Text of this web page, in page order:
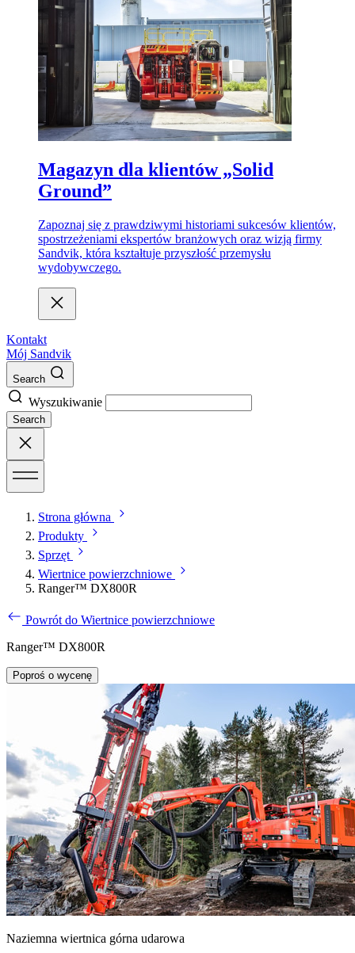
Magazyn dla klientów „Solid
Ground”
Zapoznaj się z prawdziwymi historiami sukcesów klientów,
spostrzeżeniami ekspertów branżowych oraz wizją firmy
Sandvik, która kształtuje przyszłość przemysłu
wydobywczego.
Kontakt
Mój Sandvik
Search
Wyszukiwanie
Search
Strona główna
Produkty
Sprzęt
Wiertnice powierzchniowe
Ranger™ DX800R
Powrót do Wiertnice powierzchniowe
Ranger™ DX800R
Poproś o wycenę
Naziemna wiertnica górna udarowa